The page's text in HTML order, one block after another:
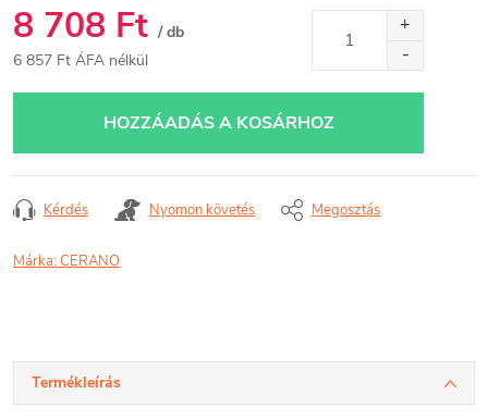
8 708 Ft / db
6 857 Ft ÁFA nélkül
HOZZÁADÁS A KOSÁRHOZ
Kérdés Nyomon követés Megosztás
Márka:CERANO
Termékleírás